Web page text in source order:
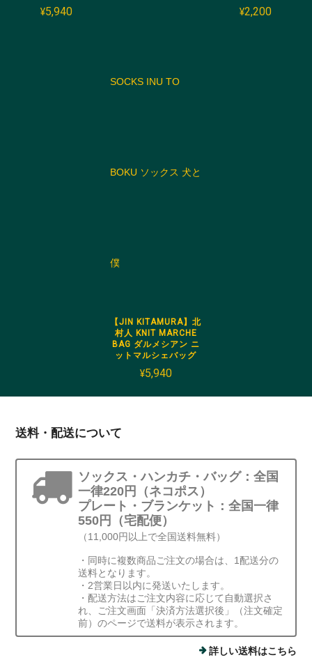
¥5,940
【JIN KITAMURA】北
村人 KNIT MARCHE
BAG ダルメシアン ニ
ットマルシェバッグ
¥5,940
¥2,200
送料・配送について
ソックス・ハンカチ・バッグ：全国
一律220円（ネコポス）
プレート・ブランケット：全国一律
550円（宅配便）
（11,000円以上で全国送料無料）
・同時に複数商品ご注文の場合は、1配送分の
送料となります。
・2営業日以内に発送いたします。
・配送方法はご注文内容に応じて自動選択さ
れ、ご注文画面「決済方法選択後」（注文確定
前）のページで送料が表示されます。
詳しい送料はこちら